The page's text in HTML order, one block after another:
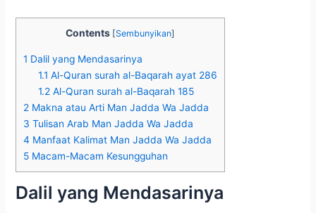
Contents [Sembunyikan]
1 Dalil yang Mendasarinya
1.1 Al-Quran surah al-Baqarah ayat 286
1.2 Al-Quran surah al-Baqarah 185
2 Makna atau Arti Man Jadda Wa Jadda
3 Tulisan Arab Man Jadda Wa Jadda
4 Manfaat Kalimat Man Jadda Wa Jadda
5 Macam-Macam Kesungguhan
Dalil yang Mendasarinya